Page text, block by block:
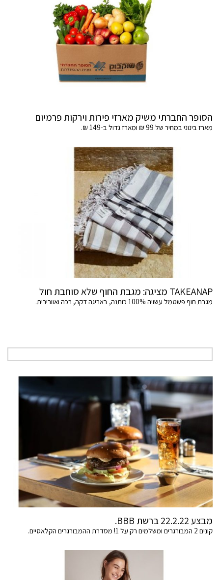
הסופר החברתי משיק מארזי פירות וירקות פרמיום
מארז בינוני במחיר של 99 ₪ ומארז גדול ב-149 ₪.
TAKEANAP מציגה: מגבת החוף שלא סוחבת חול
מגבת חוף פשטמל עשויה 100% כותנה, באריגה דקה, רכה ואוורירית.
מבצע 22.2.22 ברשת BBB.
קונים 2 המבורגרים ומשלמים רק על 1! מסדרת ההמבורגרים הקלאסיים.